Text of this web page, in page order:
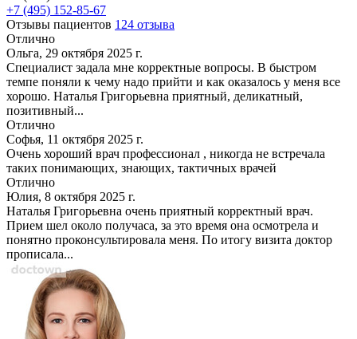
+7 (495) 152-85-67
Отзывы пациентов 124 отзыва
Отлично
Ольга, 29 октября 2025 г.
Специалист задала мне корректные вопросы. В быстром
темпе поняли к чему надо прийти и как оказалось у меня все
хорошо. Наталья Григорьевна приятный, деликатный,
позитивный...
Отлично
Софья, 11 октября 2025 г.
Очень хороший врач профессионал , никогда не встречала
таких понимающих, знающих, тактичных врачей
Отлично
Юлия, 8 октября 2025 г.
Наталья Григорьевна очень приятный корректный врач.
Прием шел около получаса, за это время она осмотрела и
понятно проконсультировала меня. По итогу визита доктор
прописала...